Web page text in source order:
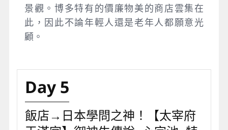
景觀。博多特有的價廉物美的商店雲集在
此，因此不論年輕人還是老年人都願意光
顧。
Day 5
飯店→日本學問之神！【太宰府